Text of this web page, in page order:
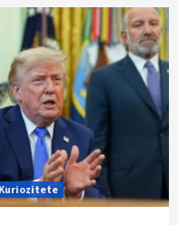
Kuriozitete